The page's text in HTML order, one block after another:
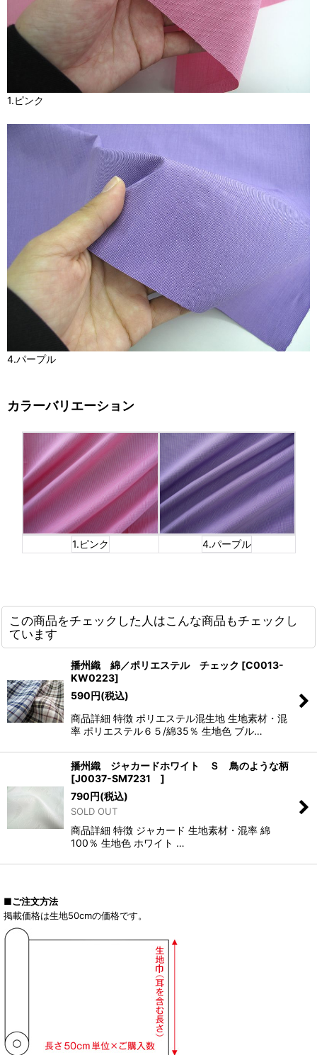
1.ピンク
4.パープル
カラーバリエーション
1.ピンク 4.パープル
この商品をチェックした人はこんな商品もチェックし
ています
播州織 綿／ポリエステル チェック [C0013-
KW0223]
590円(税込)
商品詳細 特徴 ポリエステル混生地 生地素材・混
率 ポリエステル６５/綿35％ 生地色 ブル…
播州織 ジャカードホワイト Ｓ 鳥のような柄
[J0037-SM7231 ]
790円(税込)
SOLD OUT
商品詳細 特徴 ジャカード 生地素材・混率 綿
100％ 生地色 ホワイト …
■ご注文方法
掲載価格は生地50cmの価格です。